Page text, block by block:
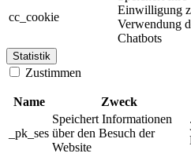
cc_cookie
Einwilligung
Verwendung
Chatbots
Statistik
Zustimmen
Name Zweck
_pk_ses
Speichert Informationen
über den Besuch der
Website